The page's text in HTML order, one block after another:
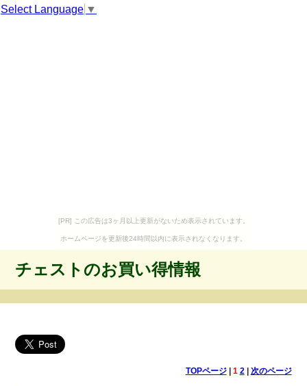
Select Language ▼
[PR] この広告は3ヶ月以上更新がないため表示されています。
ホームページを更新後24時間以内に表示されなくなります。
チェストのお買い得情報
TOPページ| 1 2| 次のページ